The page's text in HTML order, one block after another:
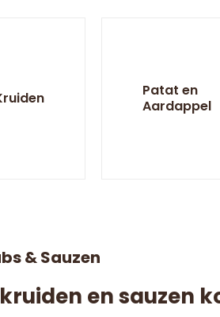
Patat en
Aardappel
& Sauzen
en sauzen